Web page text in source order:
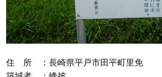
住 所 ：長崎県平戸市田平町里免